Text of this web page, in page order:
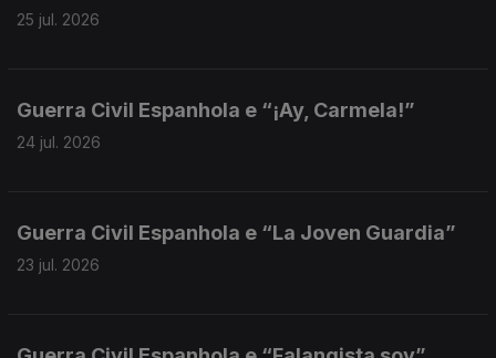
25 jul. 2026
Guerra Civil Espanhola e “¡Ay, Carmela!”
24 jul. 2026
Guerra Civil Espanhola e “La Joven Guardia”
23 jul. 2026